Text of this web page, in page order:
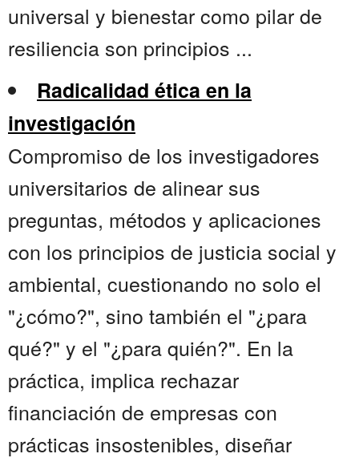
universal y bienestar como pilar de
resiliencia son principios ...
Radicalidad ética en la
investigación
Compromiso de los investigadores
universitarios de alinear sus
preguntas, métodos y aplicaciones
con los principios de justicia social y
ambiental, cuestionando no solo el
"¿cómo?", sino también el "¿para
qué?" y el "¿para quién?". En la
práctica, implica rechazar
financiación de empresas con
prácticas insostenibles, diseñar